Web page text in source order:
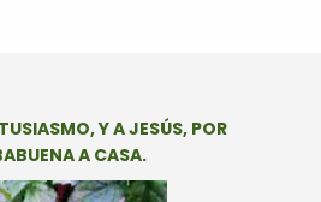
Y A JESÚS, POR
A CASA.